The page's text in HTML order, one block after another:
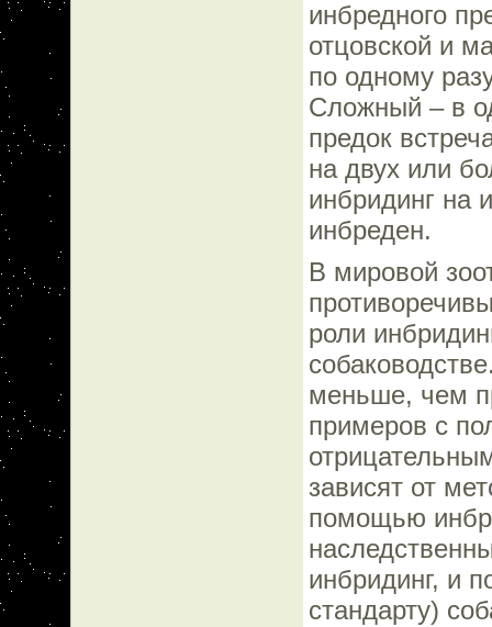
инбредного
отцовской и
по одному
Сложный – в
предок
на двух или
инбридинг на
инбреден.
В мировой
роли
меньше, чем
примеров с
зависят от
помощью
инбридинг, и
стандарту)